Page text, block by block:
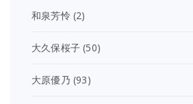
和泉芳怜 (2)
大久保桜子 (50)
大原優乃 (93)